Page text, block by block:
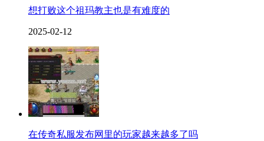
想打败这个祖玛教主也是有难度的
2025-02-12
在传奇私服发布网里的玩家越来越多了吗